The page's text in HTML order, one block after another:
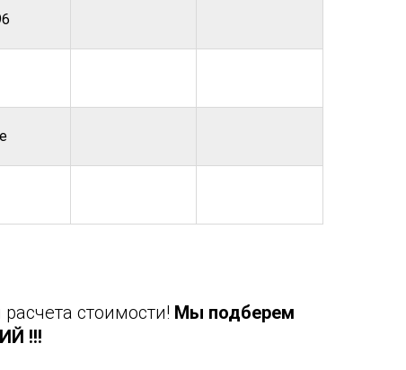
стоимости! Мы подберем
!!!